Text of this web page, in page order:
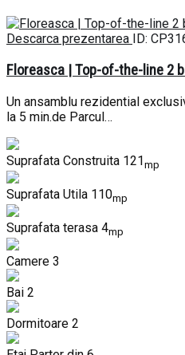
Descarca prezentarea ID:
Floreasca | Top-of-the-line 2
Un ansamblu rezidential
la 5 min.de Parcul…
Suprafata Construita 121mp
Suprafata Utila 110mp
Suprafata terasa 4mp
Camere 3
Bai 2
Dormitoare 2